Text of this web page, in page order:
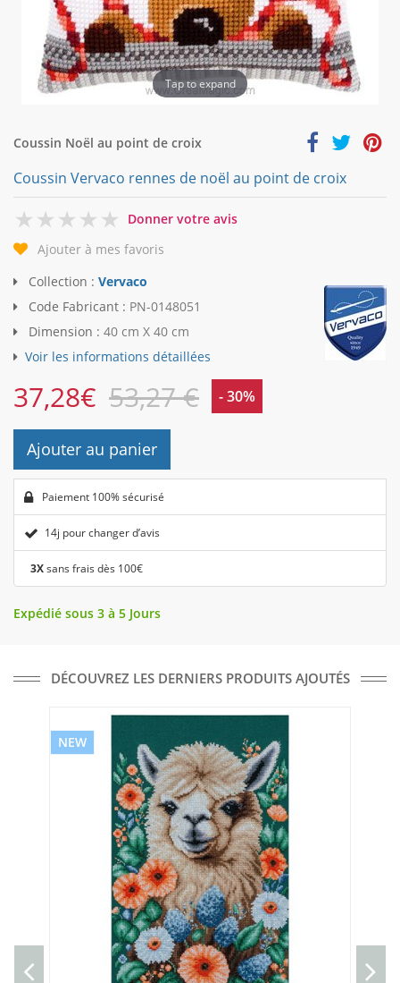
Tap to expand
Coussin Noël au point de croix
Coussin Vervaco rennes de noël au point de croix
0
Donner votre avis
Ajouter à mes favoris
Collection : Vervaco
Code Fabricant : PN-0148051
Dimension : 40 cm X 40 cm
Voir les informations détaillées
37,28€ 53,27 € - 30%
Ajouter au panier
Paiement 100% sécurisé
14j pour changer d’avis
3Xsans frais dès 100€
Expédié sous 3 à 5 Jours
DÉCOUVREZ LES DERNIERS PRODUITS AJOUTÉS
NEW